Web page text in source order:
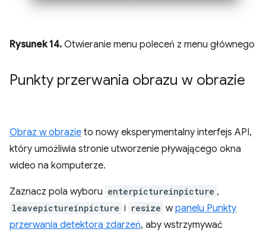
Rysunek 14. Otwieranie menu poleceń z menu głównego
Punkty przerwania obrazu w obrazie
Obraz w obrazie to nowy eksperymentalny interfejs API,
który umożliwia stronie utworzenie pływającego okna
wideo na komputerze.
Zaznacz pola wyboru enterpictureinpicture ,
leavepictureinpicture i resize wpanelu Punkty
przerwania detektora zdarzeń, aby wstrzymywać